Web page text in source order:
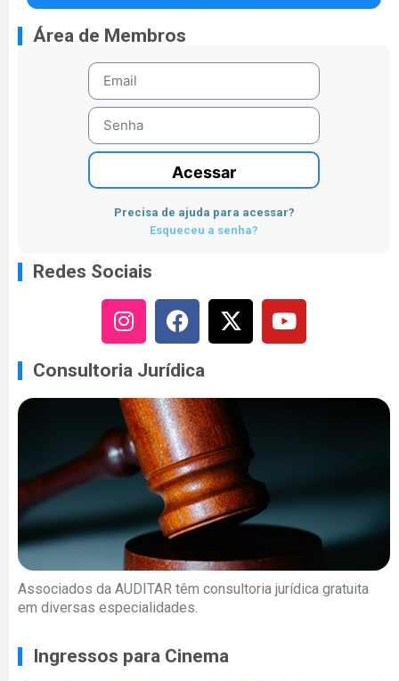
Área de Membros
Acessar
Precisa de ajuda para acessar?
Esqueceu a senha?
Redes Sociais
Consultoria Jurídica
Associados da AUDITAR têm consultoria jurídica gratuita
em diversas especialidades.
Ingressos para Cinema